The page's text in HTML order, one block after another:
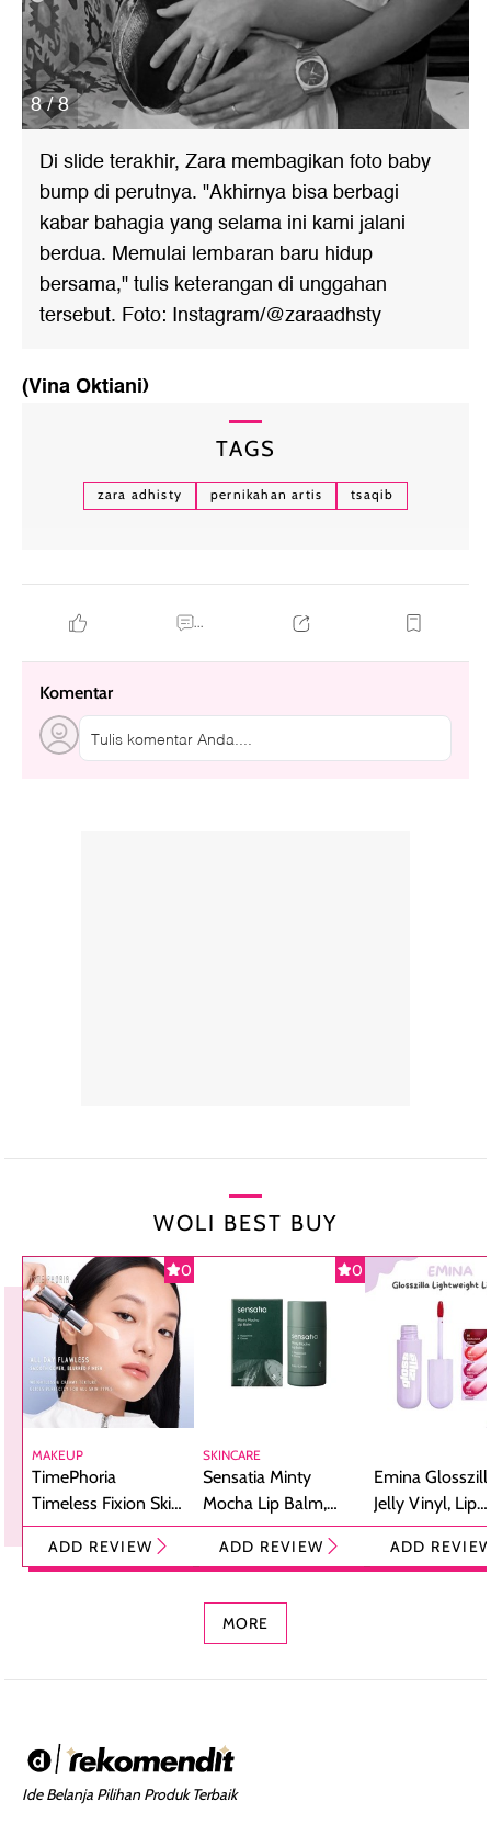
8 / 8
Di slide terakhir, Zara membagikan foto baby
bump di perutnya. "Akhirnya bisa berbagi
kabar bahagia yang selama ini kami jalani
berdua. Memulai lembaran baru hidup
bersama," tulis keterangan di unggahan
tersebut. Foto: Instagram/@zaraadhsty
(Vina Oktiani)
TAGS
zara adhisty pernikahan artis tsaqib
...
Komentar
Tulis komentar Anda....
WOLI BEST BUY
0
MAKEUP
TimePhoria
Timeless Fixion Skin
Tint Stick,
Foundation dan
ADD REVIEW
0
SKINCARE
Sensatia Minty
Mocha Lip Balm,
Pelembap Bibir
dengan Aroma
ADD REVIEW
Emina
Jelly Vinyl, Lip
Cream Glossy
Ringan
ADD
MORE
Ide Belanja Pilihan Produk Terbaik